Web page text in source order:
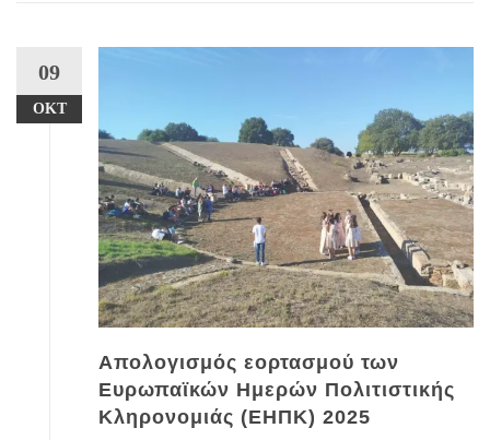
09
ΟΚΤ
Απολογισμός εορτασμού των
Ευρωπαϊκών Ημερών Πολιτιστικής
Κληρονομιάς (ΕΗΠΚ) 2025